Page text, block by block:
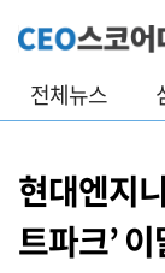
전체뉴스
현대엔지
트파크’